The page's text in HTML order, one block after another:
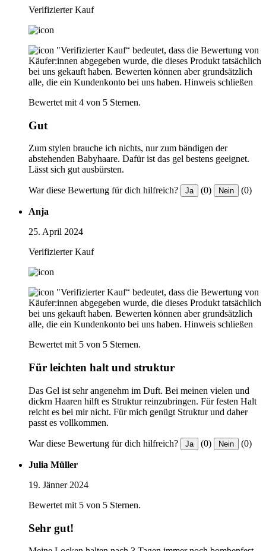
Verifizierter Kauf
"Verifizierter Kauf“ bedeutet, dass die Bewertung von
Käufer:innen abgegeben wurde, die dieses Produkt tatsächlich
bei uns gekauft haben. Bewerten können aber grundsätzlich
alle, die ein Kundenkonto bei uns haben. Hinweis schließen
Bewertet mit 4 von 5 Sternen.
Gut
Zum stylen brauche ich nichts, nur zum bändigen der
abstehenden Babyhaare. Dafür ist das gel bestens geeignet.
Lässt sich gut ausbürsten.
War diese Bewertung für dich hilfreich? Ja (0) Nein (0)
Anja
25. April 2024
Verifizierter Kauf
"Verifizierter Kauf“ bedeutet, dass die Bewertung von
Käufer:innen abgegeben wurde, die dieses Produkt tatsächlich
bei uns gekauft haben. Bewerten können aber grundsätzlich
alle, die ein Kundenkonto bei uns haben. Hinweis schließen
Bewertet mit 5 von 5 Sternen.
Für leichten halt und struktur
Das Gel ist sehr angenehm im Duft. Bei meinen vielen und
dickrn Haaren hilft es Struktur reinzubringen. Für festen Halt
reicht es bei mir nicht. Für mich genügt Struktur und daher
passt es vollkommen.
War diese Bewertung für dich hilfreich? Ja (0) Nein (0)
Julia Müller
19. Jänner 2024
Bewertet mit 5 von 5 Sternen.
Sehr gut!